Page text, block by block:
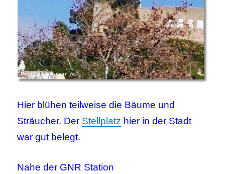
Hier blühen teilweise die Bäume und
Sträucher. Der Stellplatz hier in der Stadt
war gut belegt.
Nahe der GNR Station